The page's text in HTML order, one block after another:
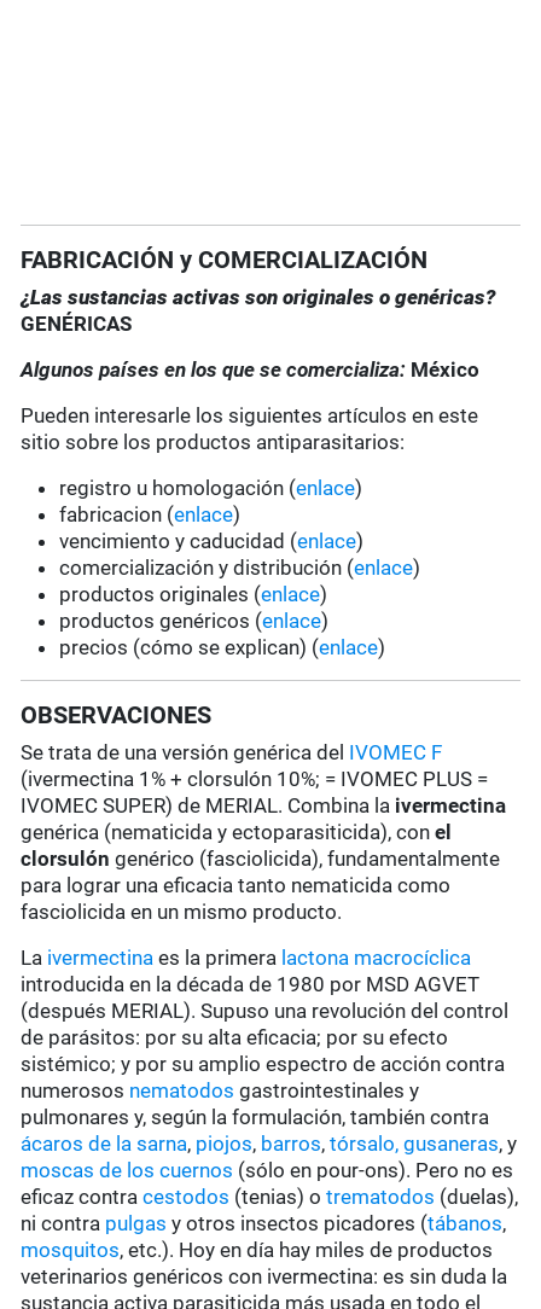
FABRICACIÓN y COMERCIALIZACIÓN
¿Las sustancias activas son originales o genéricas?
GENÉRICAS
Algunos países en los que se comercializa: México
Pueden interesarle los siguientes artículos en este
sitio sobre los productos antiparasitarios:
registro u homologación (enlace)
fabricacion (enlace)
vencimiento y caducidad (enlace)
comercialización y distribución (enlace)
productos originales (enlace)
productos genéricos (enlace)
precios (cómo se explican) (enlace)
OBSERVACIONES
Se trata de una versión genérica del IVOMEC F
(ivermectina 1% + clorsulón 10%; = IVOMEC PLUS =
IVOMEC SUPER) de MERIAL. Combina la ivermectina
genérica (nematicida y ectoparasiticida), conel
clorsulón genérico (fasciolicida), fundamentalmente
para lograr una eficacia tanto nematicida como
fasciolicida en un mismo producto.
La ivermectina es la primera lactona macrocíclica
introducida en la década de 1980 por MSD AGVET
(después MERIAL). Supuso una revolución del control
de parásitos: por su alta eficacia; por su efecto
sistémico; y por su amplio espectro de acción contra
numerosos nematodos gastrointestinales y
pulmonares y, según la formulación, también contra
ácaros de la sarna, piojos, barros,tórsalo,gusaneras, y
moscas de los cuernos (sólo en pour-ons). Pero no es
eficaz contracestodos (tenias) otrematodos (duelas),
ni contra pulgas y otros insectos picadores (tábanos,
mosquitos, etc.). Hoy en día hay miles de productos
veterinarios genéricos con ivermectina: es sin duda la
sustancia activa parasiticida más usada en todo el